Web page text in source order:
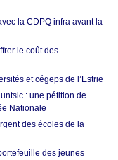
la CDPQ infra avant la
le coût des
et cégeps de l’Estrie
: une pétition de
Nationale
des écoles de la
des jeunes